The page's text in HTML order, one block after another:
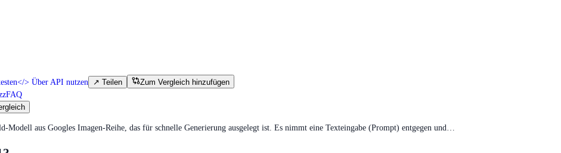
</> Über API nutzen ↗ Teilen
Zum Vergleich hinzufügen
FAQ
aus Googles Imagen-Reihe, das für schnelle Generierung ausgelegt ist. Es nimmt eine Texteingabe (Prompt) entgegen und…